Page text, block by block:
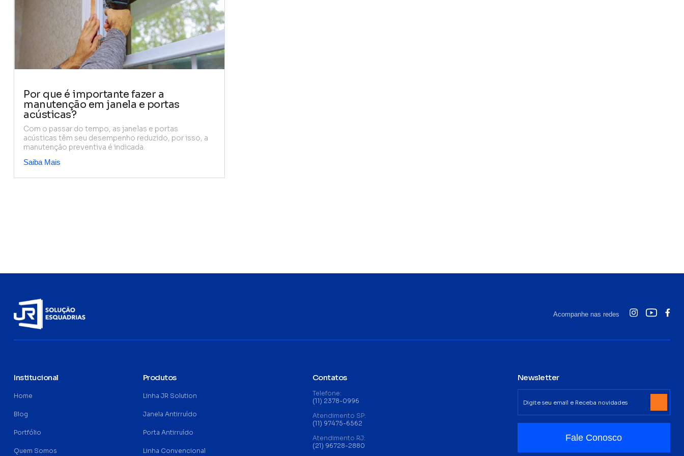
Por que é importante fazer a
manutenção em janela e portas
acústicas?
Com o passar do tempo, as janelas e portas
acústicas têm seu desempenho reduzido, por isso, a
manutenção preventiva é indicada.
Saiba Mais
Acompanhe nas redes
Institucional
Home
Blog
Portfólio
Quem Somos
Produtos
Linha JR Solution
Janela Antirruído
Porta Antirruído
Linha Convencional
Contatos
Telefone:
(11) 2378-0996
Atendimento SP:
(11) 97475-6562
Atendimento RJ:
(21) 96728-2880
Newsletter
Fale Conosco